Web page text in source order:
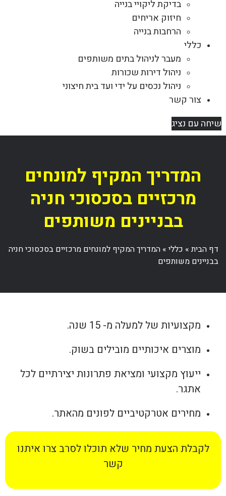
בדיקת ליקויי בנייה
חיזוק אריחים
הרחבות בנייה
כללי
מעבר לניהול בתים משותפים
ניהול דירות שכורות
ניהול נכסים על ידי ועד בית חיצוני
צור קשר
שיחה עם נציג
המדריך המקיף למונחים
מרכזיים בסכסוכי חניה
בבניינים משותפים
דף הבית» כללי» המדריך המקיף למונחים מרכזיים בסכסוכי חניה
בבניינים משותפים
מקצועיות של למעלה מ- 15 שנה.
מוצרים איכותיים מובילים בשוק.
ייעוץ מקצועי ומציאת פתרונות יצירתיים לכל
אתגר.
מחירים אטרקטיביים לפונים מהאתר.
לקבלת הצעת מחיר שלא תוכלו לסרב צרו איתנו
קשר